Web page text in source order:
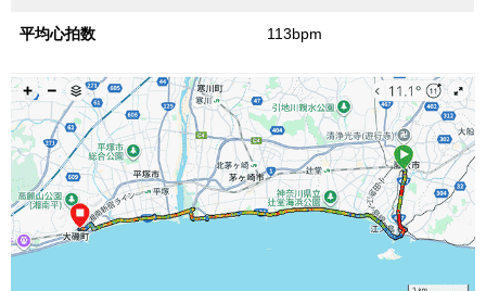
平均心拍数 113bpm